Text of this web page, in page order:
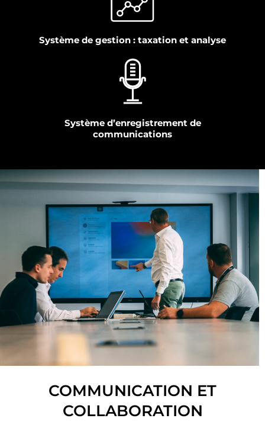
Système de gestion : taxation et analyse
Système d’enregistrement de
communications
COMMUNICATION ET
COLLABORATION